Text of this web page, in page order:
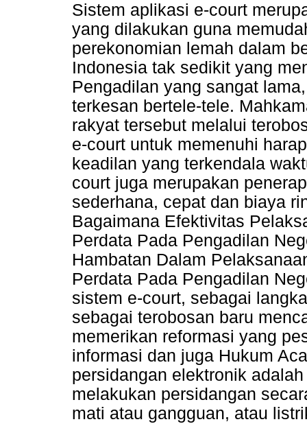
Sistem aplikasi e-court
yang dilakukan guna
perekonomian lemah dalam
Indonesia tak sedikit yang
Pengadilan yang sangat
terkesan bertele-tele.
rakyat tersebut melalui
e-court untuk memenuhi
keadilan yang terkendala
court juga merupakan
sederhana, cepat dan biaya
Bagaimana Efektivitas
Perdata Pada Pengadilan
Hambatan Dalam
Perdata Pada Pengadilan
sistem e-court, sebagai
sebagai terobosan baru
memerikan reformasi yang
informasi dan juga Hukum
persidangan elektronik
melakukan persidangan
mati atau gangguan, atau